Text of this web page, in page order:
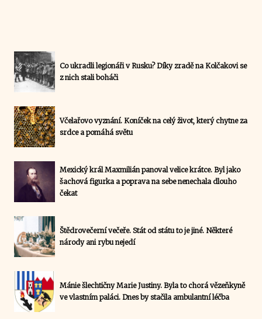
Co ukradli legionáři v Rusku? Díky zradě na Kolčakovi se
z nich stali boháči
Včelařovo vyznání. Koníček na celý život, který chytne za
srdce a pomáhá světu
Mexický král Maxmilián panoval velice krátce. Byl jako
šachová figurka a poprava na sebe nenechala dlouho
čekat
Štědrovečerní večeře. Stát od státu to je jiné. Některé
národy ani rybu nejedí
Mánie šlechtičny Marie Justiny. Byla to chorá vězeňkyně
ve vlastním paláci. Dnes by stačila ambulantní léčba